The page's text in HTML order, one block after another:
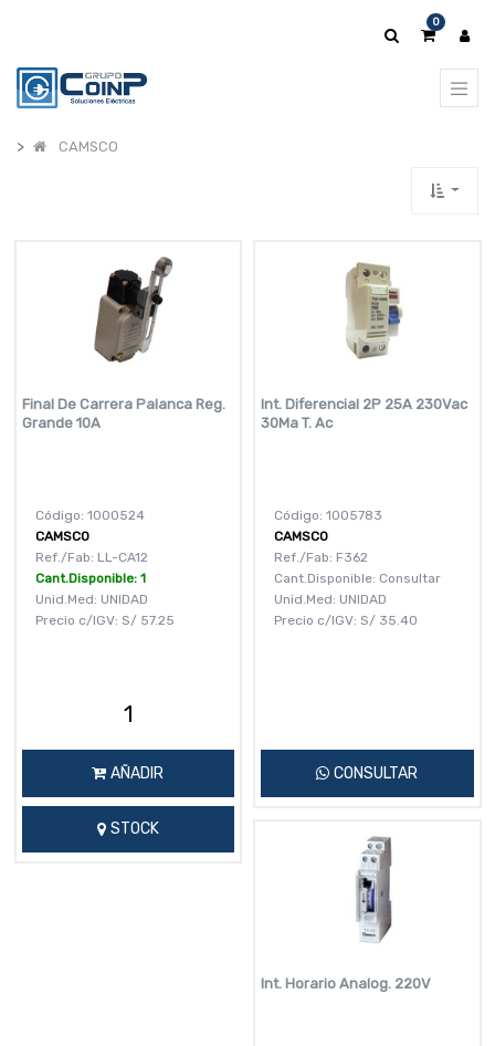
0
CAMSCO
Final De Carrera Palanca Reg.
Grande 10A
Código: 1000524
CAMSCO
Ref./Fab: LL-CA12
Cant.Disponible: 1
Unid.Med: UNIDAD
Precio c/IGV: S/ 57.25
AÑADIR
STOCK
Int. Diferencial 2P 25A 230Vac
30Ma T. Ac
Código: 1005783
CAMSCO
Ref./Fab: F362
Cant.Disponible: Consultar
Unid.Med: UNIDAD
Precio c/IGV: S/ 35.40
CONSULTAR
Int. Horario Analog. 220V